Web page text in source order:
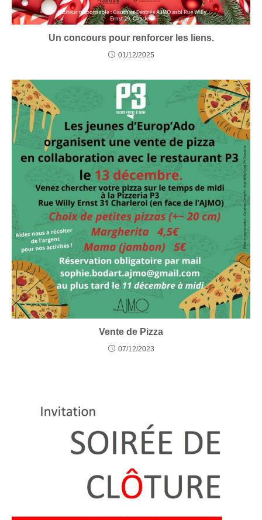
Un concours pour renforcer les liens.
01/12/2025
Vente de Pizza
07/12/2023